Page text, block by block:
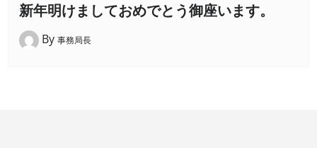
新年明けましておめでとう御座います。
By 事務局長